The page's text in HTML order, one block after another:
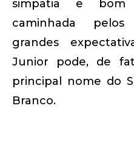
simpatia e
caminhada
grandes
Junior pode, de
principal nome do
Branco.